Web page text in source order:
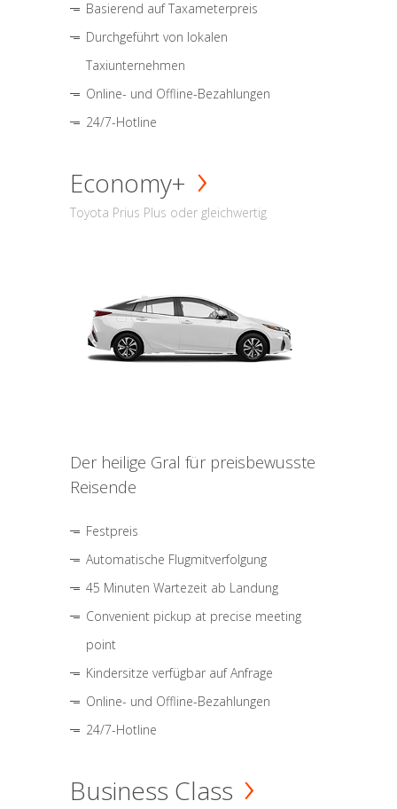
Basierend auf Taxameterpreis
Durchgeführt von lokalen
Taxiunternehmen
Online- und Offline-Bezahlungen
24/7-Hotline
Economy+
Toyota Prius Plus oder gleichwertig
Der heilige Gral für preisbewusste
Reisende
Festpreis
Automatische Flugmitverfolgung
45 Minuten Wartezeit ab Landung
Convenient pickup at precise meeting
point
Kindersitze verfügbar auf Anfrage
Online- und Offline-Bezahlungen
24/7-Hotline
Business Class